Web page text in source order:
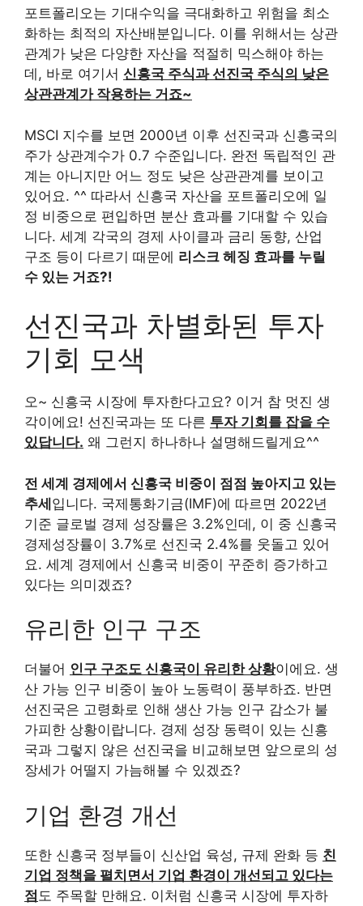
포트폴리오는 기대수익을 극대화하고 위험을 최소
화하는 최적의 자산배분입니다. 이를 위해서는 상관
관계가 낮은 다양한 자산을 적절히 믹스해야 하는
데, 바로 여기서 신흥국 주식과 선진국 주식의 낮은
상관관계가 작용하는 거죠~
MSCI 지수를 보면 2000년 이후 선진국과 신흥국의
주가 상관계수가 0.7 수준입니다. 완전 독립적인 관
계는 아니지만 어느 정도 낮은 상관관계를 보이고
있어요. ^^ 따라서 신흥국 자산을 포트폴리오에 일
정 비중으로 편입하면 분산 효과를 기대할 수 있습
니다. 세계 각국의 경제 사이클과 금리 동향, 산업
구조 등이 다르기 때문에 리스크 헤징 효과를 누릴
수 있는 거죠?!
선진국과 차별화된 투자
기회 모색
오~ 신흥국 시장에 투자한다고요? 이거 참 멋진 생
각이에요! 선진국과는 또 다른 투자 기회를 잡을 수
있답니다. 왜 그런지 하나하나 설명해드릴게요^^
전 세계 경제에서 신흥국 비중이 점점 높아지고 있는
추세입니다. 국제통화기금(IMF)에 따르면 2022년
기준 글로벌 경제 성장률은 3.2%인데, 이 중 신흥국
경제성장률이 3.7%로 선진국 2.4%를 웃돌고 있어
요. 세계 경제에서 신흥국 비중이 꾸준히 증가하고
있다는 의미겠죠?
유리한 인구 구조
더불어 인구 구조도 신흥국이 유리한 상황이에요. 생
산 가능 인구 비중이 높아 노동력이 풍부하죠. 반면
선진국은 고령화로 인해 생산 가능 인구 감소가 불
가피한 상황이랍니다. 경제 성장 동력이 있는 신흥
국과 그렇지 않은 선진국을 비교해보면 앞으로의 성
장세가 어떨지 가늠해볼 수 있겠죠?
기업 환경 개선
또한 신흥국 정부들이 신산업 육성, 규제 완화 등 친
기업 정책을 펼치면서 기업 환경이 개선되고 있다는
점 도 주목할 만해요. 이처럼 신흥국 시장에 투자하